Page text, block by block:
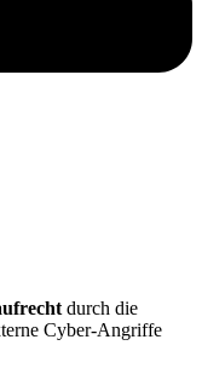
durch die
Cyber-Angriffe